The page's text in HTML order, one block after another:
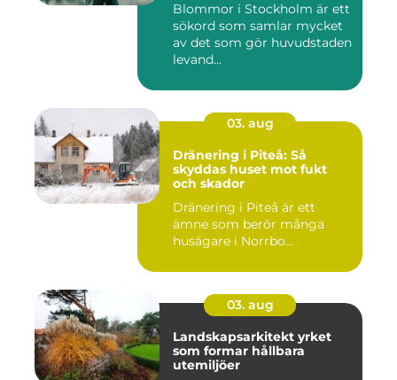
Blommor i Stockholm är ett
sökord som samlar mycket
av det som gör huvudstaden
levand...
03. aug
Dränering i Piteå: Så
skyddas huset mot fukt
och skador
Dränering i Piteå är ett
ämne som berör många
husägare i Norrbo...
03. aug
Landskapsarkitekt yrket
som formar hållbara
utemiljöer